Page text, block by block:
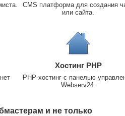
CMS платформа для создания
или сайта.
Хостинг PHP
PHP-хостинг с панелью
Webserv24.
и не только